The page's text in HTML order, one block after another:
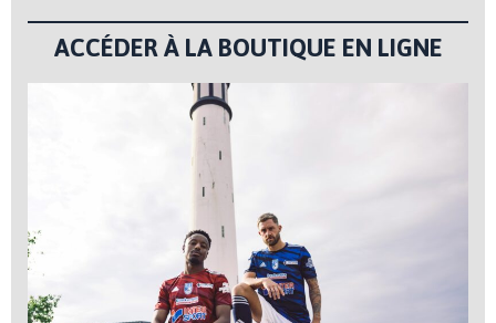
ACCÉDER À LA BOUTIQUE EN LIGNE